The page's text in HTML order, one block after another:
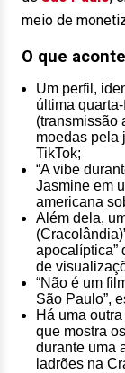
meio de
O que
Um perfil,
última
(transmissão
moedas pela
TikTok;
“A vibe
Jasmine em
americana
Além dela,
apocalíptica”
de
“Não é um
São Paulo”,
Há uma
que mostra
durante uma
ladrões na